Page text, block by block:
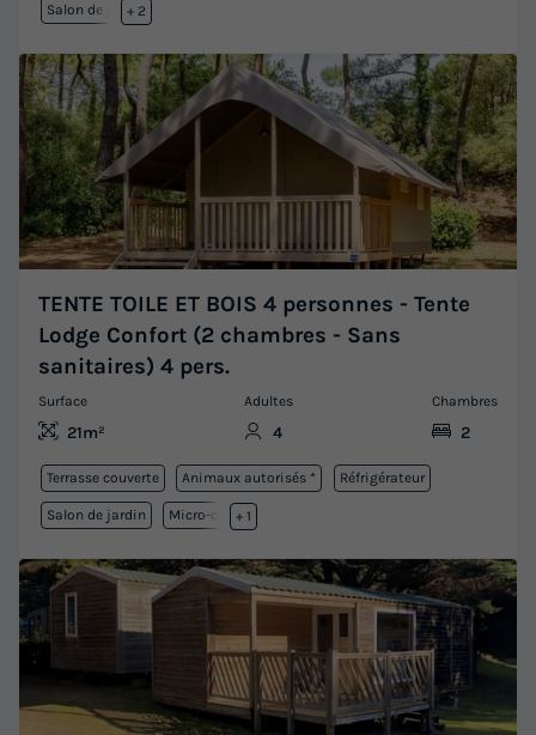
Salon de jardin
+ 2
TENTE TOILE ET BOIS 4 personnes - Tente
Lodge Confort (2 chambres - Sans
sanitaires) 4 pers.
Surface
21m²
Adultes
4
Chambres
2
Terrasse couverte Animaux autorisés * Réfrigérateur
Salon de jardin Micro-ondes
+ 1